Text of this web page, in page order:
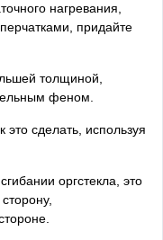
нагревания,
придайте
толщиной,
феном.
сделать, используя
оргстекла, это